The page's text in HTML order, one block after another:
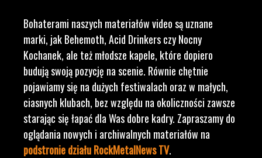
Bohaterami naszych materiałów video są uznane
marki, jak Behemoth, Acid Drinkers czy Nocny
Kochanek, ale też młodsze kapele, które dopiero
budują swoją pozycję na scenie. Równie chętnie
pojawiamy się na dużych festiwalach oraz w małych,
ciasnych klubach, bez względu na okoliczności zawsze
starając się łapać dla Was dobre kadry. Zapraszamy do
oglądania nowych i archiwalnych materiałów na
podstronie działu RockMetalNews TV.